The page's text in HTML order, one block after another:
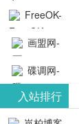
- 免费看电影
就来这！ | 快
导航网-免费
看电影就来
这！收录大
量免费看电
FreeOK-
FreeOK影视
官网-最新影
视资源|追剧
也很卷
画盟网-
画师联盟官
网
_huashilm.com_
碟调网-
碟调网为您
提供最新电
入站排行